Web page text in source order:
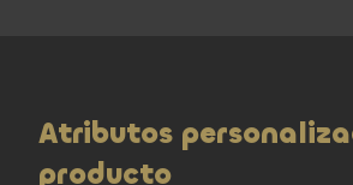
Atributos
producto